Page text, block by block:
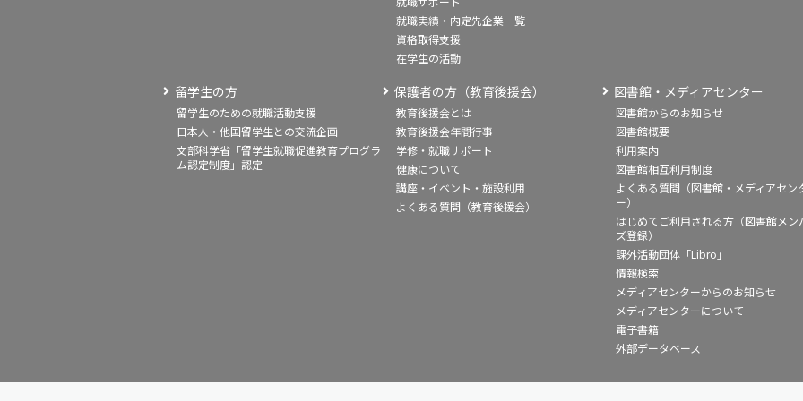
就職実績・内定先企業一覧
資格取得支援
在学生の活動
留学生の方
留学生のための就職活動支援
日本人・他国留学生との交流企画
文部科学省「留学生就職促進教育プログラ
ム認定制度」認定
保護者の方（教育後援会）
教育後援会とは
教育後援会年間行事
学修・就職サポート
健康について
講座・イベント・施設利用
よくある質問（教育後援会）
図書館・メディアセンター
図書館からのお知らせ
図書館概要
利用案内
図書館相互利用制度
よくある質問（図書館・メディアセン
ー）
はじめてご利用される方（図書館メン
ズ登録）
課外活動団体「Libro」
情報検索
メディアセンターからのお知らせ
メディアセンターについて
電子書籍
外部データベース